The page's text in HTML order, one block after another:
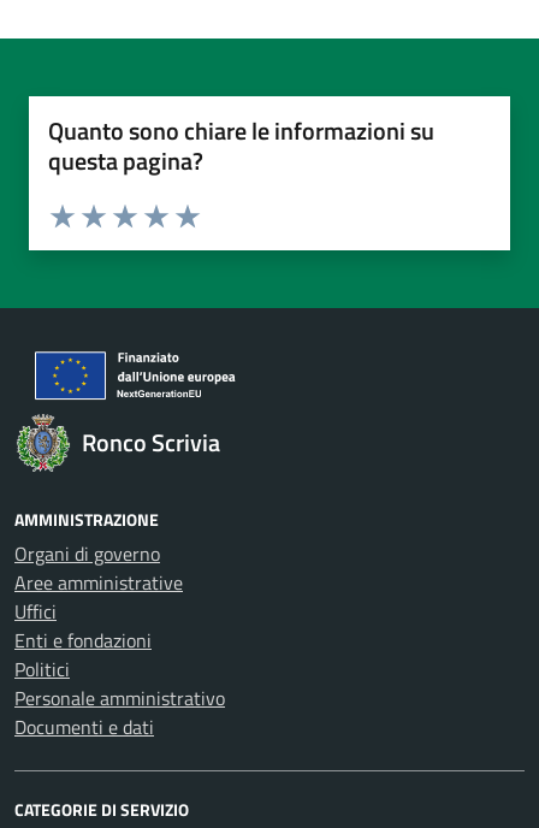
Quanto sono chiare le informazioni su
questa pagina?
Valuta da 1 a 5 stelle la pagina
Valuta 5 stelle su 5
Valuta 4 stelle su 5
Valuta 3 stelle su 5
Valuta 2 stelle su 5
Valuta 1 stelle su 5
Ronco Scrivia
AMMINISTRAZIONE
Organi di governo
Aree amministrative
Uffici
Enti e fondazioni
Politici
Personale amministrativo
Documenti e dati
CATEGORIE DI SERVIZIO